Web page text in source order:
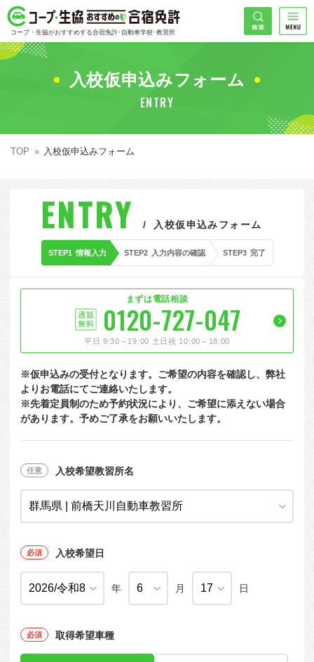
コープ・生協おすすめの合宿免許
コープ・生協がおすすめする合宿免許･自動車学校･教習所
HOME
コープ・生協おすすめの合宿免許ランキング
普通車
大型二輪
準中型車
大型車
けん引
中型車
大型二種
普通二種
中型二種
大型車+大型特殊
大型特殊+けん引
大型車+大型特殊+けん引
エリアで探す
東北エリア
甲信越エリア
北陸エリア
関西エリア
中国エリア
四国エリア
九州エリア
沖縄エリア
誕生月割
キャンペーンで探す
コープ合宿免許スタッフがおすすめの教習所
お一人でも安心な教習所
教習料金が安い教習所
合宿免許の食事がおいしいと好評な教習所
温泉プランがある教習所
自炊ができる教習所
ホテルプランがある教習所
入校日で探す
私たちについて
コープ・生協おすすめの合宿免許パンフレット
お支払いについて
よくある質問
入校の流れ/スケジュール
給付金制度について
合宿免許とは
免許の行政処分と再取得について
初心運転者の処分と再試験
停止処分を受けた方の再取得
地域
47 件が見つかりました
免許の種類
エリア
検索
入校仮申込みフォーム
ENTRY
TOP 入校仮申込みフォーム
ENTRY 入校仮申込みフォーム
STEP1 情報入力 STEP2 入力内容の確認 STEP3 完了
まずは電話相談
0120-727-047
平日 9:30～19:00 土日祝 10:00～18:00
※仮申込みの受付となります。ご希望の内容を確認し、弊社
よりお電話にてご連絡いたします。
※先着定員制のため予約状況により、ご希望に添えない場合
があります。予めご了承をお願いいたします。
入校希望教習所名
入校希望日
年 月 日
取得希望車種